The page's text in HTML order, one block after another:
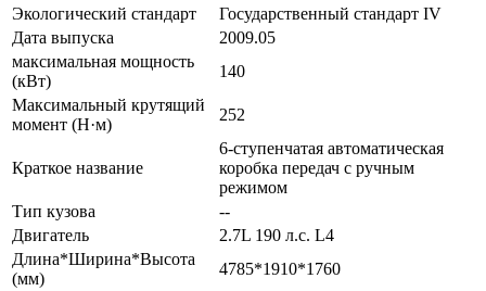
Экологический стандарт
Государственный стандарт IV
Дата выпуска
2009.05
максимальная мощность
(кВт)
140
Максимальный крутящий
момент (Н·м)
252
Краткое название
6-ступенчатая автоматическая
коробка передач с ручным
режимом
Тип кузова
--
Двигатель
2.7L 190 л.с. L4
Длина*Ширина*Высота
(мм)
4785*1910*1760